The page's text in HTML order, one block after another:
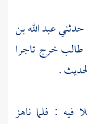
عبد الله بن
طالبخرج تاجرا
.
فيه : فلما ناهز